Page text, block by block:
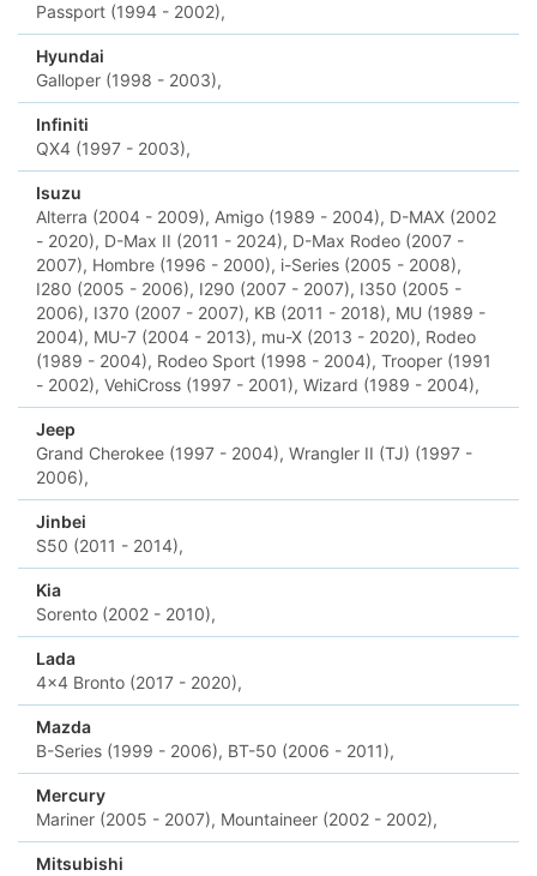
Passport (1994 - 2002),
Hyundai
Galloper (1998 - 2003),
Infiniti
QX4 (1997 - 2003),
Isuzu
Alterra (2004 - 2009), Amigo (1989 - 2004), D-MAX (2002
- 2020), D-Max II (2011 - 2024), D-Max Rodeo (2007 -
2007), Hombre (1996 - 2000), i-Series (2005 - 2008),
I280 (2005 - 2006), I290 (2007 - 2007), I350 (2005 -
2006), I370 (2007 - 2007), KB (2011 - 2018), MU (1989 -
2004), MU-7 (2004 - 2013), mu-X (2013 - 2020), Rodeo
(1989 - 2004), Rodeo Sport (1998 - 2004), Trooper (1991
- 2002), VehiCross (1997 - 2001), Wizard (1989 - 2004),
Jeep
Grand Cherokee (1997 - 2004), Wrangler II (TJ) (1997 -
2006),
Jinbei
S50 (2011 - 2014),
Kia
Sorento (2002 - 2010),
Lada
4x4 Bronto (2017 - 2020),
Mazda
B-Series (1999 - 2006), BT-50 (2006 - 2011),
Mercury
Mariner (2005 - 2007), Mountaineer (2002 - 2002),
Mitsubishi